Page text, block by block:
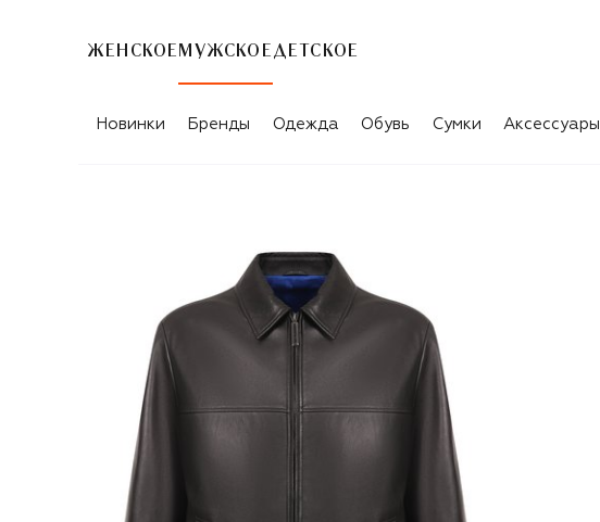
ЖЕНСКОЕ МУЖСКОЕ ДЕТСКОЕ
Новинки Бренды Одежда Обувь Сумки Аксессуары